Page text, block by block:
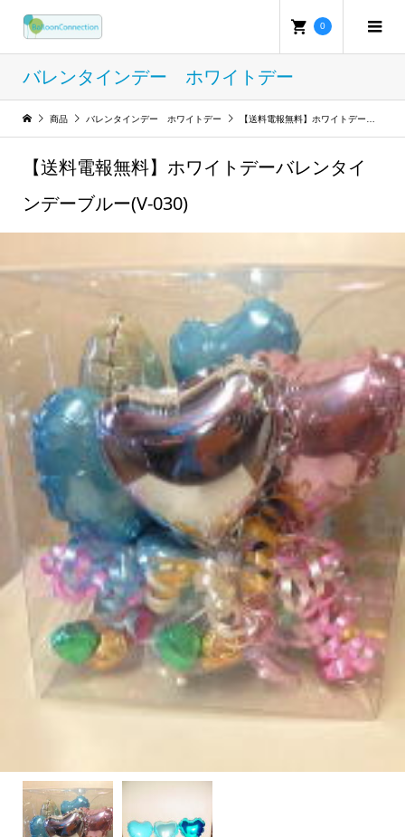
0
バレンタインデー ホワイトデー
商品 バレンタインデー ホワイトデー 【送料電報無料】ホワイトデーバレンタインデーブルー(V-030)
【送料電報無料】ホワイトデーバレンタイ
ンデーブルー(V-030)